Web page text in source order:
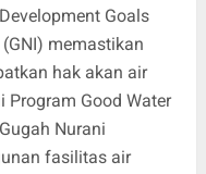
Goals
memastikan
hak akan air
Program Good Water
Nurani
fasilitas air